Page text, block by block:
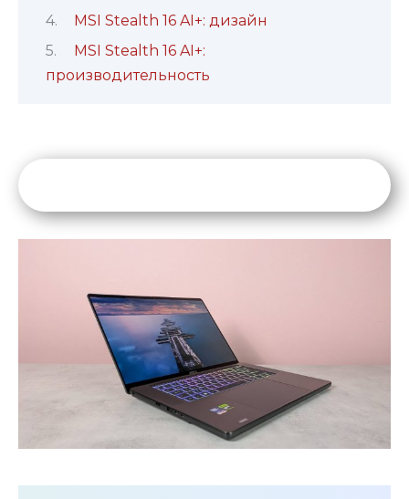
MSI Stealth 16 AI+: дизайн
MSI Stealth 16 AI+:
производительность